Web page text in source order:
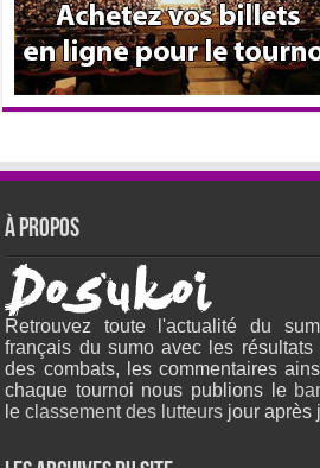
À propos
Retrouvez toute l'actualité du
français du sumo avec les
des combats, les commentaires
chaque tournoi nous publions le
leclassement des lutteurs jour après